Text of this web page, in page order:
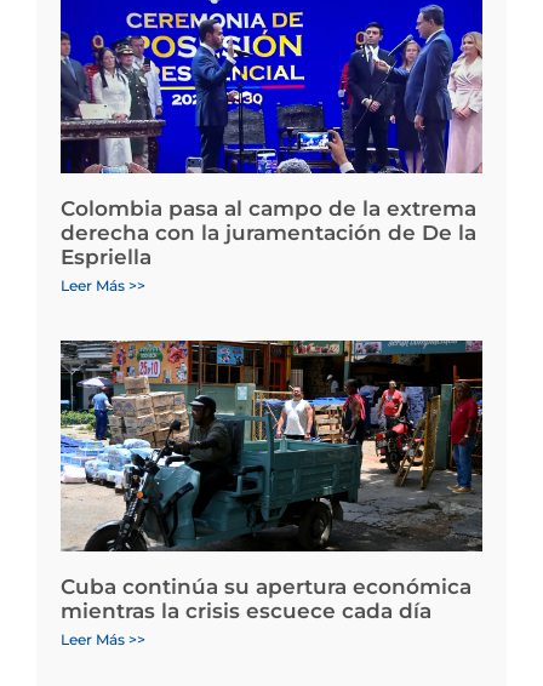
Colombia pasa al campo de la extrema
derecha con la juramentación de De la
Espriella
Leer Más >>
Cuba continúa su apertura económica
mientras la crisis escuece cada día
Leer Más >>